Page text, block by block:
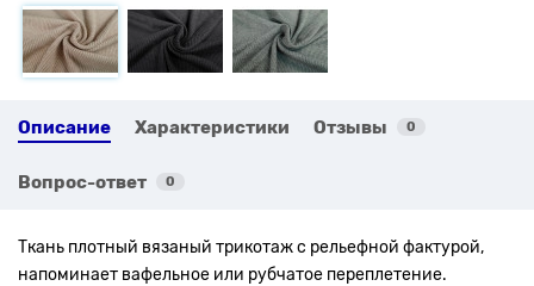
Описание Характеристики Отзывы 0
Вопрос-ответ 0
Ткань плотный вязаный трикотаж с рельефной фактурой,
напоминает вафельное или рубчатое переплетение.